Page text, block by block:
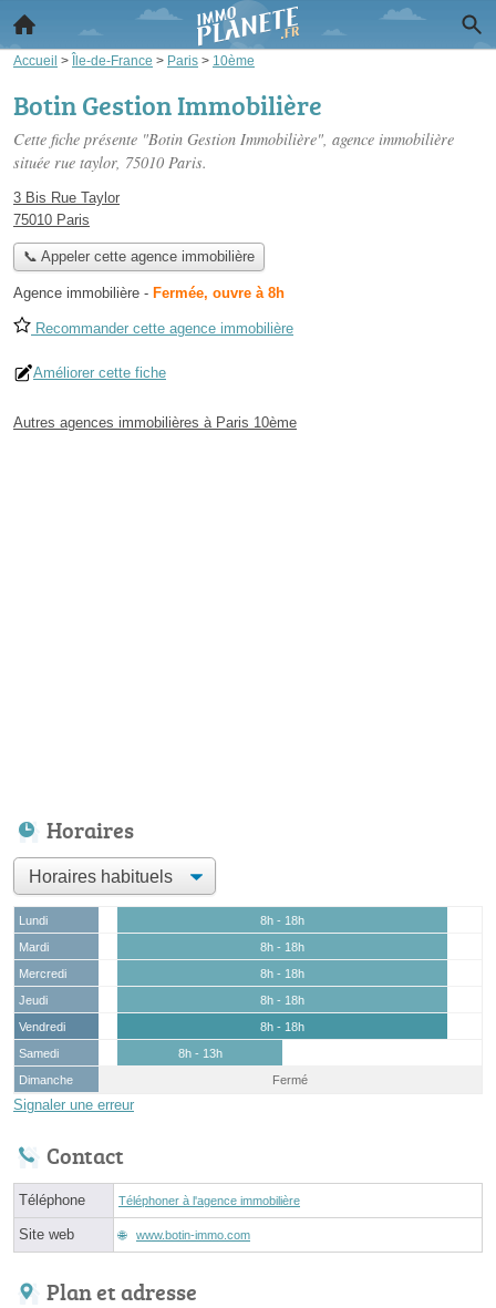
Accueil > Île-de-France > Paris > 10ème
Botin Gestion Immobilière
Cette fiche présente "Botin Gestion Immobilière", agence immobilière
située rue taylor, 75010 Paris.
3 Bis Rue Taylor
75010 Paris
📞 Appeler cette agence immobilière
Agence immobilière - Fermée, ouvre à 8h
Recommander cette agence immobilière
Améliorer cette fiche
Autres agences immobilières à Paris 10ème
Horaires
Lundi
8h - 18h
Mardi
8h - 18h
Mercredi
8h - 18h
Jeudi
8h - 18h
Vendredi
8h - 18h
Samedi
8h - 13h
Dimanche
Fermé
Signaler une erreur
Contact
Téléphone Téléphoner à l'agence immobilière
Site web www.botin-immo.com
Plan et adresse